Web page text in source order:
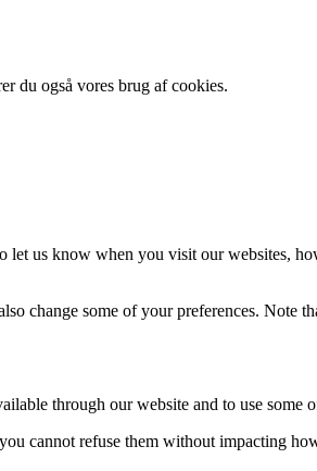
du også vores brug af cookies.
let us know when you visit our websites,
change some of your preferences. Note
through our website and to use some
cannot refuse them without impacting